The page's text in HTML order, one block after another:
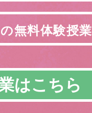
の無料体験授
はこちら